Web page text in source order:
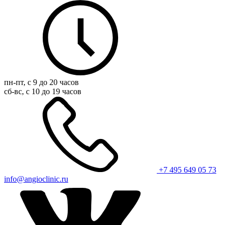
пн-пт, с 9 до 20 часов
сб-вс, с 10 до 19 часов
+7 495 649 05 73
info@angioclinic.ru